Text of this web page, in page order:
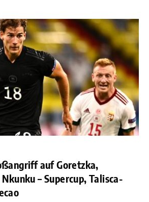
auf Goretzka,
– Supercup, Talisca-